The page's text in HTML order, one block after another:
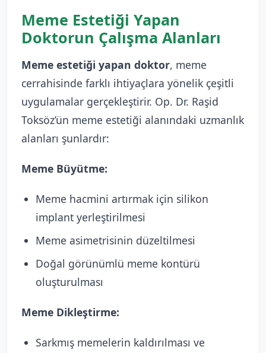
Meme Estetiği Yapan
Doktorun Çalışma Alanları
Meme estetiği yapan doktor, meme
cerrahisinde farklı ihtiyaçlara yönelik çeşitli
uygulamalar gerçekleştirir. Op. Dr. Raşid
Toksöz’ün meme estetiği alanındaki uzmanlık
alanları şunlardır:
Meme Büyütme:
Meme hacmini artırmak için silikon
implant yerleştirilmesi
Meme asimetrisinin düzeltilmesi
Doğal görünümlü meme kontürü
oluşturulması
Meme Dikleştirme:
Sarkmış memelerin kaldırılması ve